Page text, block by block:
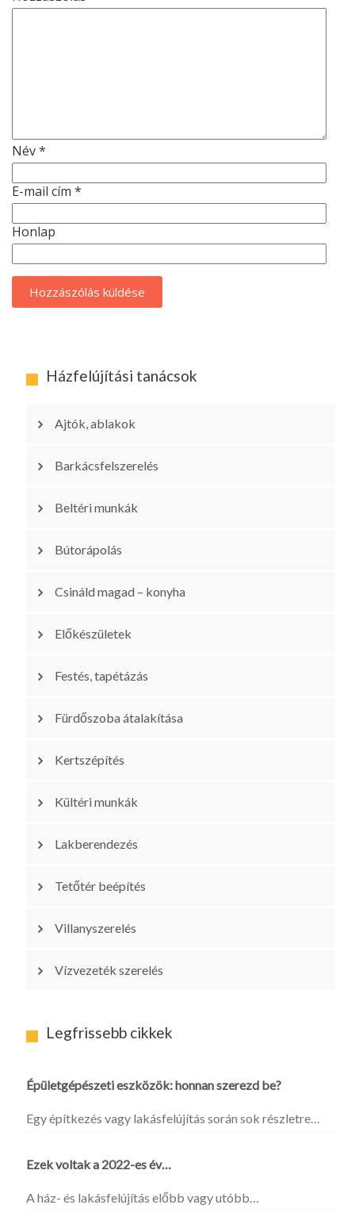
Név*
E-mail cím *
Honlap
Házfelújítási tanácsok
Ajtók, ablakok
Barkácsfelszerelés
Beltéri munkák
Bútorápolás
Csináld magad – konyha
Előkészületek
Festés, tapétázás
Fürdőszoba átalakítása
Kertszépítés
Kültéri munkák
Lakberendezés
Tetőtér beépítés
Villanyszerelés
Vízvezeték szerelés
Legfrissebb cikkek
Épületgépészeti eszközök: honnan szerezd be?
Egy építkezés vagy lakásfelújítás során sok részletre…
Ezek voltak a 2022-es év…
A ház- és lakásfelújítás előbb vagy utóbb…